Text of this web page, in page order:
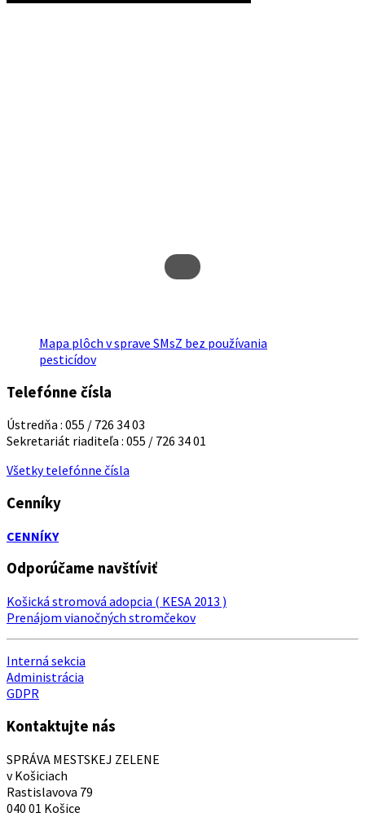
Mapa plôch v sprave SMsZ bez používania
pesticídov
Telefónne čísla
Ústredňa : 055 / 726 34 03
Sekretariát riaditeľa : 055 / 726 34 01
Všetky telefónne čísla
Cenníky
CENNÍKY
Odporúčame navštíviť
Košická stromová adopcia ( KESA 2013 )
Prenájom vianočných stromčekov
Interná sekcia
Administrácia
GDPR
Kontaktujte nás
SPRÁVA MESTSKEJ ZELENE
v Košiciach
Rastislavova 79
040 01 Košice